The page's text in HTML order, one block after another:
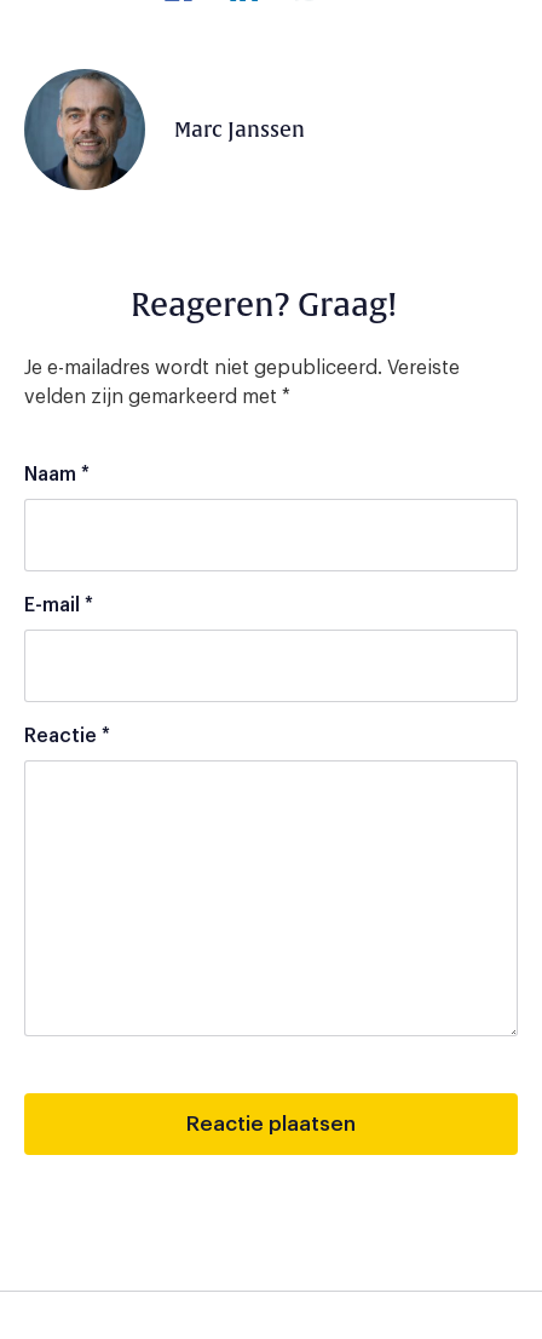
Marc Janssen
Reageren? Graag!
Je e-mailadres wordt niet gepubliceerd. Vereiste
velden zijn gemarkeerd met *
Naam *
E-mail *
Reactie *